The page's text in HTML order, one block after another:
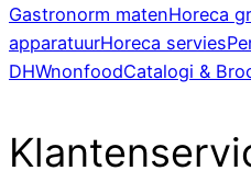
Gastronorm matenHoreca
apparatuurHoreca servies
DHWnonfoodCatalogi &